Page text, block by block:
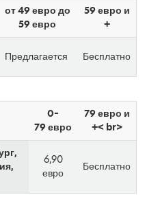
от 49 евро до
59 евро
59 евро и
+
Предлагается Бесплатно
0–
79 евро
79 евро и
+< br>
6,90
евро
Бесплатно